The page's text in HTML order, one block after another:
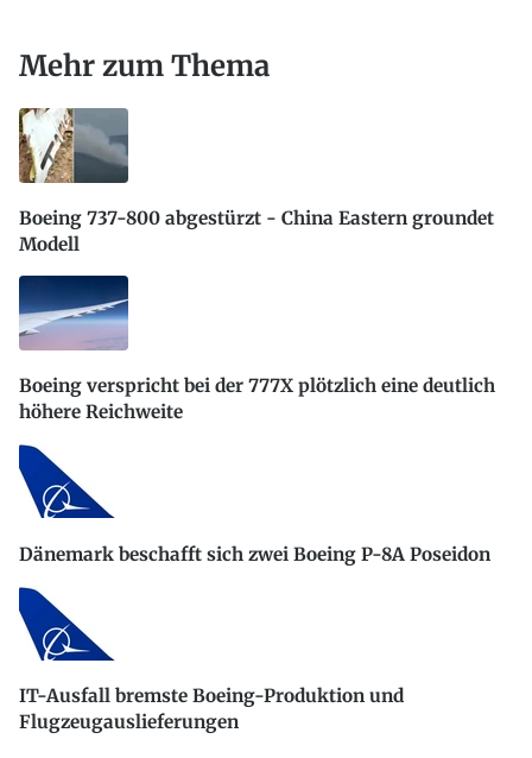
Mehr zum Thema
Boeing 737-800 abgestürzt - China Eastern groundet
Modell
Boeing verspricht bei der 777X plötzlich eine deutlich
höhere Reichweite
Dänemark beschafft sich zwei Boeing P-8A Poseidon
IT-Ausfall bremste Boeing-Produktion und
Flugzeugauslieferungen